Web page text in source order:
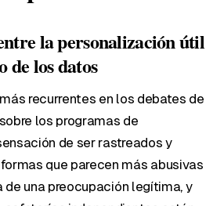
la personalización útil
de los datos
recurrentes en los debates de
los programas de
de ser rastreados y
que parecen más abusivas
de una preocupación legítima, y